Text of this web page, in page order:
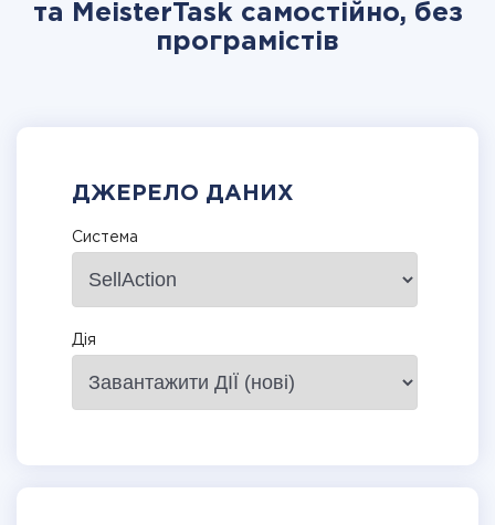
та MeisterTask самостійно, без
програмістів
ДЖЕРЕЛО ДАНИХ
Система
Дія